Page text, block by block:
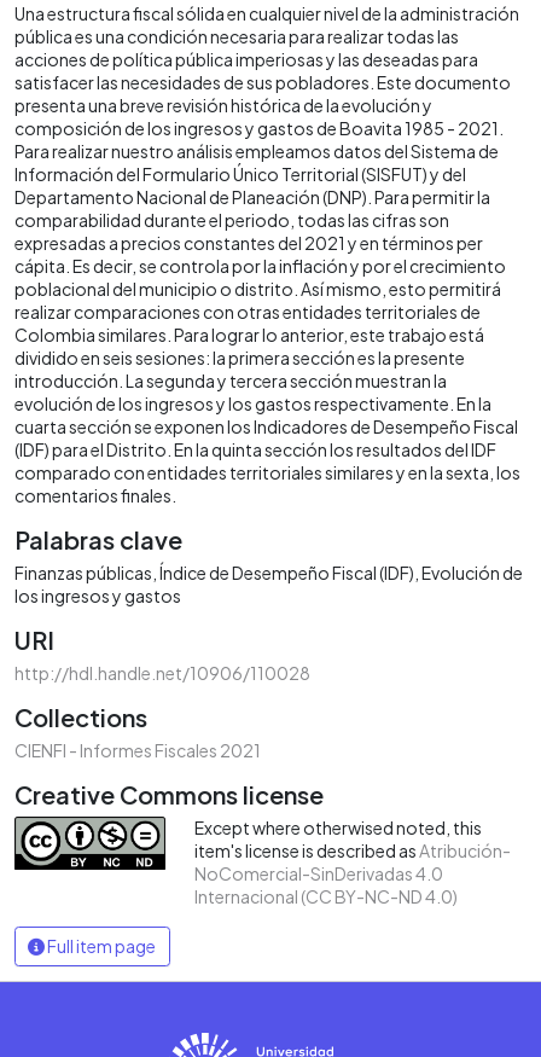
Una estructura fiscal sólida en cualquier nivel de la administración
pública es una condición necesaria para realizar todas las
acciones de política pública imperiosas y las deseadas para
satisfacer las necesidades de sus pobladores. Este documento
presenta una breve revisión histórica de la evolución y
composición de los ingresos y gastos de Boavita 1985 - 2021.
Para realizar nuestro análisis empleamos datos del Sistema de
Información del Formulario Único Territorial (SISFUT) y del
Departamento Nacional de Planeación (DNP). Para permitir la
comparabilidad durante el periodo, todas las cifras son
expresadas a precios constantes del 2021 y en términos per
cápita. Es decir, se controla por la inflación y por el crecimiento
poblacional del municipio o distrito. Así mismo, esto permitirá
realizar comparaciones con otras entidades territoriales de
Colombia similares. Para lograr lo anterior, este trabajo está
dividido en seis sesiones: la primera sección es la presente
introducción. La segunda y tercera sección muestran la
evolución de los ingresos y los gastos respectivamente. En la
cuarta sección se exponen los Indicadores de Desempeño Fiscal
(IDF) para el Distrito. En la quinta sección los resultados del IDF
comparado con entidades territoriales similares y en la sexta, los
comentarios finales.
Palabras clave
Finanzas públicas Índice de Desempeño Fiscal (IDF) Evolución de
los ingresos y gastos
URI
http://hdl.handle.net/10906/110028
Collections
CIENFI - Informes Fiscales 2021
Creative Commons license
Except where otherwised noted, this
item's license is described asAtribución-
NoComercial-SinDerivadas 4.0
Internacional (CC BY-NC-ND 4.0)
Full item page